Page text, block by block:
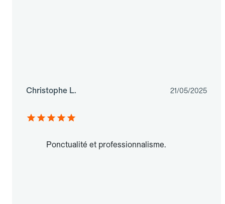
Christophe L. 21/05/2025
Ponctualité et professionnalisme.